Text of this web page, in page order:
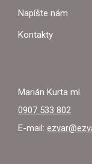
Napíšte nám
Kontakty
Marián Kurta ml.
0907 533 802
E-mail: